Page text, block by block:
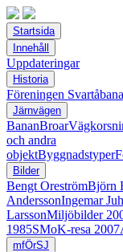
Startsida
Innehåll
Uppdateringar
Historia
Föreningen
Järnvägen
BananBroar
och andra
objektByggnadstyper
Bilder
Bengt OreströmBjörn
AnderssonIngemar
LarssonMiljöbilder
1985SMoK-resa 2007
mfÖrSJ